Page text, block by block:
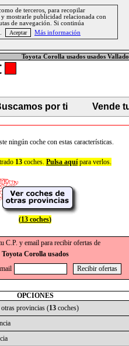
de terceros, para recopilar
mostrarle publicidad relacionada con
de navegación. Si continúa
Más información
Toyota Corolla usados usados
por ti Vende
ningún coche con estas características.
13 coches. Pulsa aquípara verlos.
(13 coches)
C.P. y email para recibir ofertas de
Toyota Corolla usados
OPCIONES
provincias (13coches)